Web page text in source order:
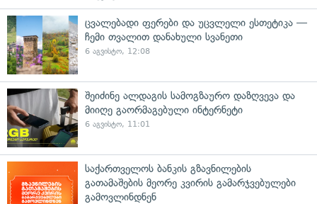
ცვალებადი ფერები და უცვლელი ესთეტიკა —
ჩემი თვალით დანახული სვანეთი
6 აგვისტო, 12:08
შეიძინე ალდაგის სამოგზაურო დაზღვევა და
მიიღე გაორმაგებული ინტერნეტი
6 აგვისტო, 11:01
საქართველოს ბანკის გზავნილების
გათამაშების მეორე კვირის გამარჯვებულები
გამოვლინდნენ